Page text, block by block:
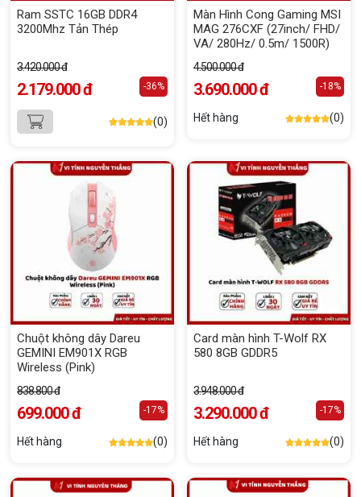
Ram SSTC 16GB DDR4
3200Mhz Tản Thép
3.420.000 đ
2.179.000 đ -36%
(0)
Màn Hình Cong Gaming MSI
MAG 276CXF (27inch/ FHD/
VA/ 280Hz/ 0.5m/ 1500R)
4.500.000 đ
3.690.000 đ -18%
Hết hàng (0)
Chuột không dây Dareu
GEMINI EM901X RGB
Wireless (Pink)
838.800 đ
699.000 đ -17%
Hết hàng (0)
Card màn hình T-Wolf RX
580 8GB GDDR5
3.948.000 đ
3.290.000 đ -17%
Hết hàng (0)